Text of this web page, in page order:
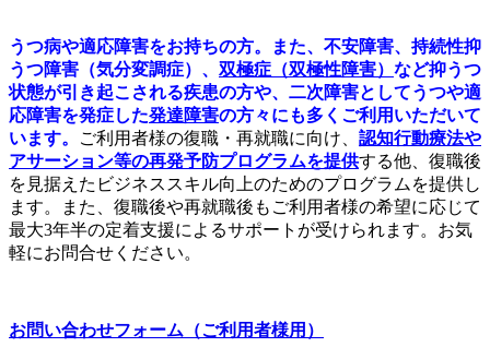
うつ病や適応障害をお持ちの方。また、不安障害、持続性抑
うつ障害（気分変調症）、 双極症（双極性障害） など抑うつ
状態が引き起こされる疾患の方や、二次障害としてうつや適
応障害を発症した発達障害の方々にも多くご利用いただいて
います。
ご利用者様の復職・再就職に向け、 認知行動療法や
アサーション等の再発予防プログラムを提供する他、復職後
を見据えたビジネススキル向上のためのプログラムを提供し
ます。また、復職後や再就職後もご利用者様の希望に応じて
最大3年半の定着支援によるサポートが受けられます。お気
軽にお問合せください。
お問い合わせフォーム（ご利用者様用）